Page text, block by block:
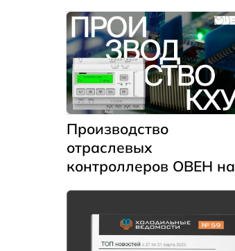
Производство
отраслевых
контроллеров ОВЕН на
холодильными
установками КХУ1